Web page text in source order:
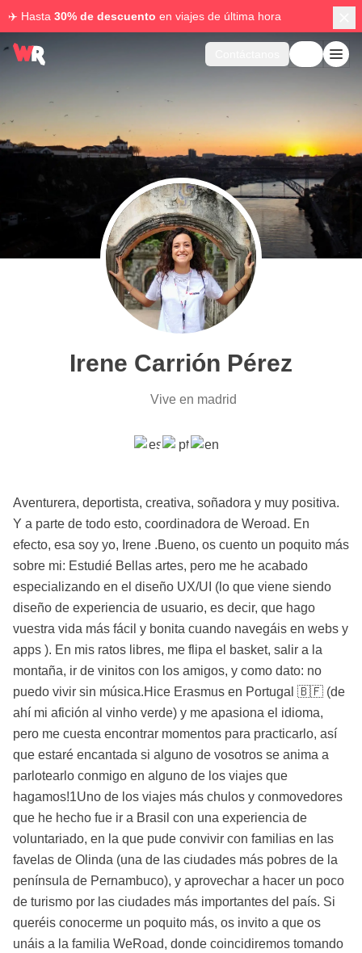
✈️ Hasta 30% de descuento en viajes de última hora
Irene Carrión Pérez
Vive en madrid
Aventurera, deportista, creativa, soñadora y muy positiva.
Y a parte de todo esto, coordinadora de Weroad. En
efecto, esa soy yo, Irene .Bueno, os cuento un poquito más
sobre mi: Estudié Bellas artes, pero me he acabado
especializando en el diseño UX/UI (lo que viene siendo
diseño de experiencia de usuario, es decir, que hago
vuestra vida más fácil y bonita cuando navegáis en webs y
apps ). En mis ratos libres, me flipa el basket, salir a la
montaña, ir de vinitos con los amigos, y como dato: no
puedo vivir sin música.Hice Erasmus en Portugal 🇧🇫 (de
ahí mi afición al vinho verde) y me apasiona el idioma,
pero me cuesta encontrar momentos para practicarlo, así
que estaré encantada si alguno de vosotros se anima a
parlotearlo conmigo en alguno de los viajes que
hagamos!1Uno de los viajes más chulos y conmovedores
que he hecho fue ir a Brasil con una experiencia de
voluntariado, en la que pude convivir con familias en las
favelas de Olinda (una de las ciudades más pobres de la
península de Pernambuco), y aprovechar a hacer un poco
de turismo por las ciudades más importantes del país. Si
queréis conocerme un poquito más, os invito a que os
unáis a la familia WeRoad, donde coincidiremos tomando